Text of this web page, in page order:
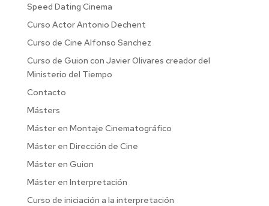
Speed Dating Cinema
Curso Actor Antonio Dechent
Curso de Cine Alfonso Sanchez
Curso de Guion con Javier Olivares creador del
Ministerio del Tiempo
Contacto
Másters
Máster en Montaje Cinematográfico
Máster en Dirección de Cine
Máster en Guion
Máster en Interpretación
Curso de iniciación a la interpretación